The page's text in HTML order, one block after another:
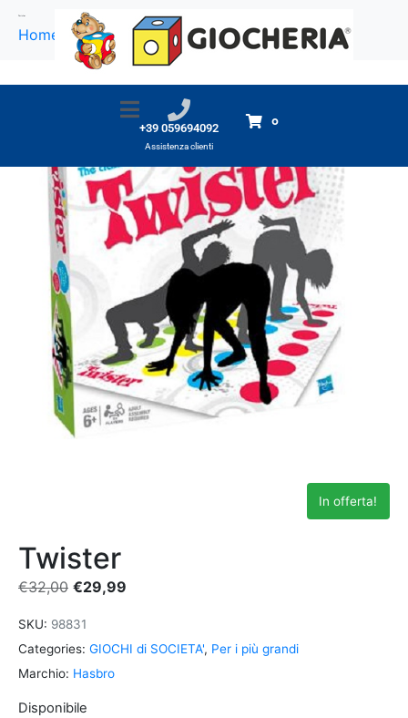
+39 059694092
Assistenza clienti
0
Home Prodotti Twister
In offerta!
Twister
€32,00 €29,99
SKU: 98831
Categories: GIOCHI di SOCIETA', Per i più grandi
Marchio: Hasbro
Disponibile